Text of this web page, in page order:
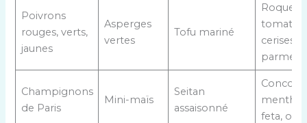
Poivrons
rouges, verts,
jaunes
Asperges
vertes
Tofu mariné
tomates
cerises,
Champignons
de Paris
Mini-maïs
Seitan
assaisonné
menthe,
feta,